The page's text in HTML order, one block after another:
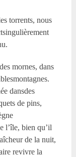
torrents, nous
mornes, dans
dansdes
de pins,
l’île, bien qu’il
de la nuit,
revivre la